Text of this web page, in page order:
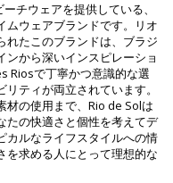
M (7899810127471),
す。
方法
Invisible
チウェアを提供している、
ムウェアブランドです。リオ
れたこのブランドは、ブラジ
から深いインスピレーショ
Riosで丁寧かつ意識的な選
ティが両立されています。
材の使用まで、Rio de Solは
たの快適さと個性を考えてデ
カルなライフスタイルへの情
を求める人にとって理想的な